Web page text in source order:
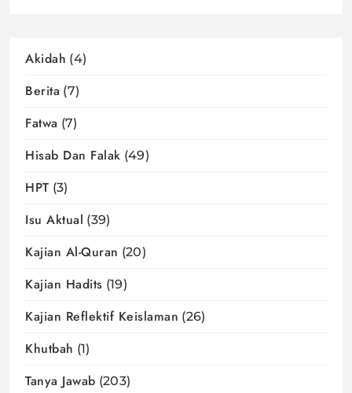
Akidah (4)
Berita (7)
Fatwa (7)
Hisab Dan Falak (49)
HPT (3)
Isu Aktual (39)
Kajian Al-Quran (20)
Kajian Hadits (19)
Kajian Reflektif Keislaman (26)
Khutbah (1)
Tanya Jawab (203)